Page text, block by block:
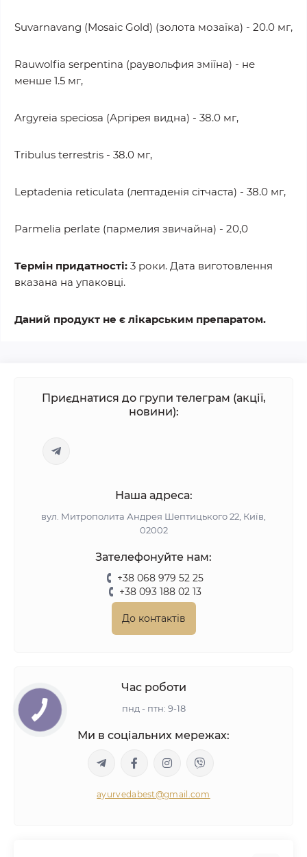
Suvarnavang (Mosaic Gold) (золота мозаїка) - 20.0 мг,
Rauwolfia serpentina (раувольфия зміїна) - не
менше 1.5 мг,
Argyreia speciosa (Аргірея видна) - 38.0 мг,
Tribulus terrestris - 38.0 мг,
Leptadenia reticulata (лептаденія сітчаста) - 38.0 мг,
Parmelia perlate (пармелия звичайна) - 20,0
Термін придатності: 3 роки. Дата виготовлення
вказана на упаковці.
Даний продукт не є лікарським препаратом.
Приєднатися до групи телеграм (акції,
новини):
Наша адреса:
вул. Митрополита Андрея Шептицького 22, Київ,
02002
Зателефонуйте нам:
+38 068 979 52 25
+38 093 188 02 13
До контактів
Час роботи
пнд - птн: 9-18
Ми в соціальних мережах:
ayurvedabest@gmail.com